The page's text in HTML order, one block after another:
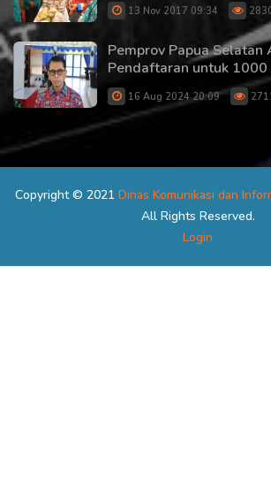
13 Nov 2017 09:34
Pemprov Papua Selatan
Pendaftaran untuk 1000
16 Aug 2024 20:09
Copyright © 2021 Dinas Komunikasi dan
All Rights Reserved.
Login